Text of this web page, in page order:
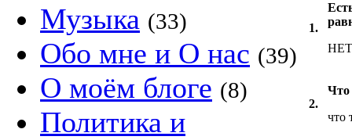
Музыка (33)
Обо мне и О нас (39)
О моём блоге (8)
Политика и
1.
НЕТ
2.
Что
что